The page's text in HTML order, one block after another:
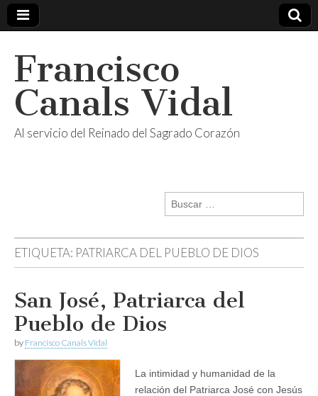
Francisco
Canals Vidal
Al servicio del Reinado del Sagrado Corazón
Buscar:
ETIQUETA: PATRIARCA DEL PUEBLO DE DIOS
San José, Patriarca del
Pueblo de Dios
by Francisco Canals Vidal
La intimidad y humanidad de la
relación del Patriarca José con Jesús